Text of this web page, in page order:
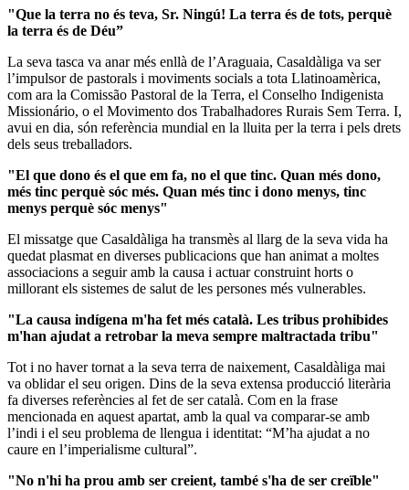
"Que la terra no és teva, Sr. Ningú! La terra és de tots, perquè
la terra és de Déu”
La seva tasca va anar més enllà de l’Araguaia, Casaldàliga va ser
l’impulsor de pastorals i moviments socials a tota Llatinoamèrica,
com ara la Comissão Pastoral de la Terra, el Conselho Indigenista
Missionário, o el Movimento dos Trabalhadores Rurais Sem Terra. I,
avui en dia, són referència mundial en la lluita per la terra i pels drets
dels seus treballadors.
"El que dono és el que em fa, no el que tinc. Quan més dono,
més tinc perquè sóc més. Quan més tinc i dono menys, tinc
menys perquè sóc menys"
El missatge que Casaldàliga ha transmès al llarg de la seva vida ha
quedat plasmat en diverses publicacions que han animat a moltes
associacions a seguir amb la causa i actuar construint horts o
millorant els sistemes de salut de les persones més vulnerables.
"La causa indígena m'ha fet més català. Les tribus prohibides
m'han ajudat a retrobar la meva sempre maltractada tribu"
Tot i no haver tornat a la seva terra de naixement, Casaldàliga mai
va oblidar el seu origen. Dins de la seva extensa producció literària
fa diverses referències al fet de ser català. Com en la frase
mencionada en aquest apartat, amb la qual va comparar-se amb
l’indi i el seu problema de llengua i identitat: “M’ha ajudat a no
caure en l’imperialisme cultural”.
"No n'hi ha prou amb ser creient, també s'ha de ser creïble"